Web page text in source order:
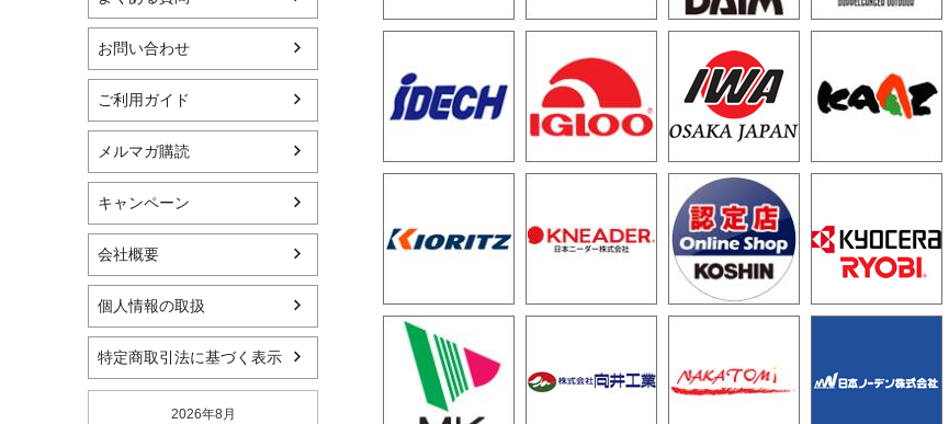
お問い合わせ
ご利用ガイド
メルマガ購読
キャンペーン
会社概要
個人情報の取扱
特定商取引法に基づく表示
2026年8月